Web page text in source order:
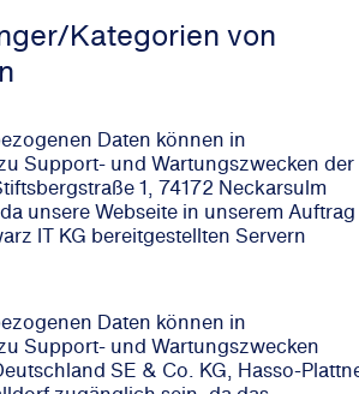
Kategorien von
Daten können in
Support- und Wartungszwecken der
1, 74172 Neckarsulm
unsere Webseite in unserem Auftrag
IT KG bereitgestellten Servern
Daten können in
Support- und Wartungszwecken
SE & Co. KG, Hasso-